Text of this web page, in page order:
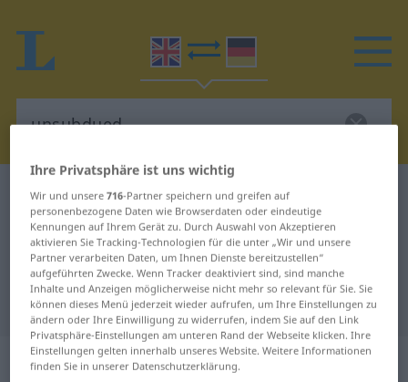
Englisch-Deutsch Wörterbuch unsubdued
Englisch-Deutsch Übersetzung für
"unsubdued"
"unsubdued" Deutsch Übersetzung
„unsubdued“: adjective
Ihre Privatsphäre ist uns wichtig
Wir und unsere716-Partner speichern und greifen auf
personenbezogene Daten wie Browserdaten oder eindeutige
Kennungen auf Ihrem Gerät zu. Durch Auswahl von Akzeptieren
aktivieren Sie Tracking-Technologien für die unter „Wir und unsere
Partner verarbeiten Daten, um Ihnen Dienste bereitzustellen“
aufgeführten Zwecke. Wenn Tracker deaktiviert sind, sind manche
Inhalte und Anzeigen möglicherweise nicht mehr so relevant für Sie. Sie
können dieses Menü jederzeit wieder aufrufen, um Ihre Einstellungen zu
ändern oder Ihre Einwilligung zu widerrufen, indem Sie auf den Link
Privatsphäre-Einstellungen am unteren Rand der Webseite klicken. Ihre
Einstellungen gelten innerhalb unseres Website. Weitere Informationen
finden Sie in unserer Datenschutzerklärung.